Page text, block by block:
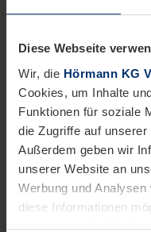
Diese Webseite
Wir, die Hörmann KG
Cookies, um Inhalte
Funktionen für soziale
die Zugriffe auf
Außerdem geben wir
unserer Website an
Werbung und
diese Informationen
zusammen, die Sie